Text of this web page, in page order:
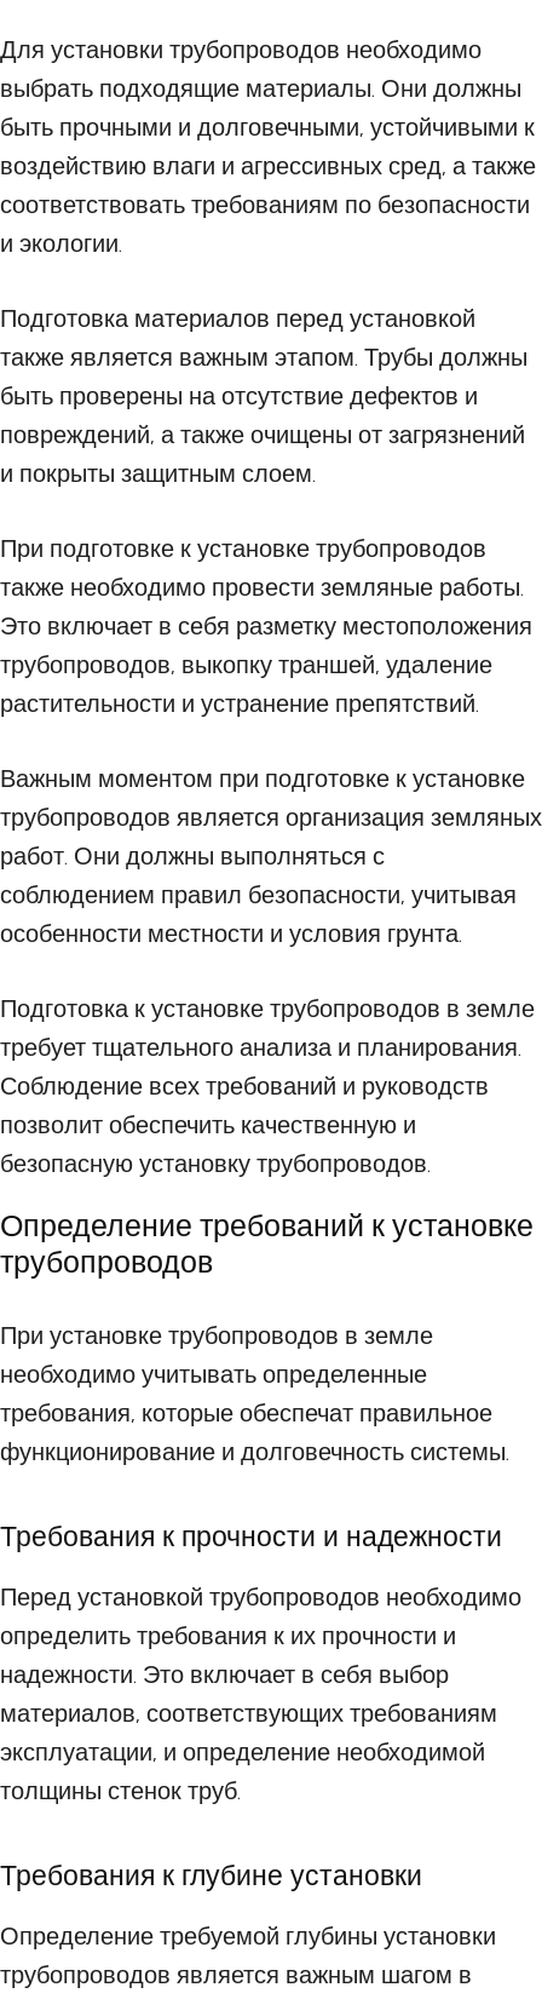
Для установки трубопроводов необходимо
выбрать подходящие материалы. Они должны
быть прочными и долговечными, устойчивыми к
воздействию влаги и агрессивных сред, а также
соответствовать требованиям по безопасности
и экологии.
Подготовка материалов перед установкой
также является важным этапом. Трубы должны
быть проверены на отсутствие дефектов и
повреждений, а также очищены от загрязнений
и покрыты защитным слоем.
При подготовке к установке трубопроводов
также необходимо провести земляные работы.
Это включает в себя разметку местоположения
трубопроводов, выкопку траншей, удаление
растительности и устранение препятствий.
Важным моментом при подготовке к установке
трубопроводов является организация земляных
работ. Они должны выполняться с
соблюдением правил безопасности, учитывая
особенности местности и условия грунта.
Подготовка к установке трубопроводов в земле
требует тщательного анализа и планирования.
Соблюдение всех требований и руководств
позволит обеспечить качественную и
безопасную установку трубопроводов.
Определение требований к установке
трубопроводов
При установке трубопроводов в земле
необходимо учитывать определенные
требования, которые обеспечат правильное
функционирование и долговечность системы.
Требования к прочности и надежности
Перед установкой трубопроводов необходимо
определить требования к их прочности и
надежности. Это включает в себя выбор
материалов, соответствующих требованиям
эксплуатации, и определение необходимой
толщины стенок труб.
Требования к глубине установки
Определение требуемой глубины установки
трубопроводов является важным шагом в